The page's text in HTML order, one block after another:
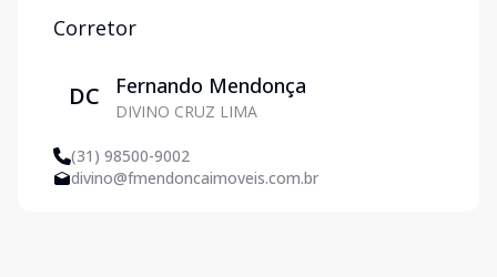
Corretor
DC Fernando Mendonça
DIVINO CRUZ LIMA
(31) 98500-9002
divino@fmendoncaimoveis.com.br